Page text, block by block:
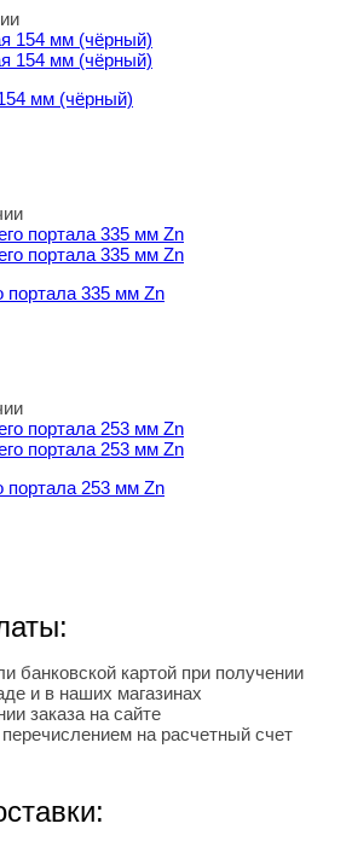
мм (чёрный)
мм (чёрный)
портала 335 мм Zn
портала 335 мм Zn
портала 253 мм Zn
портала 253 мм Zn
банковской картой при получении
и в наших магазинах
заказа на сайте
на расчетный счет